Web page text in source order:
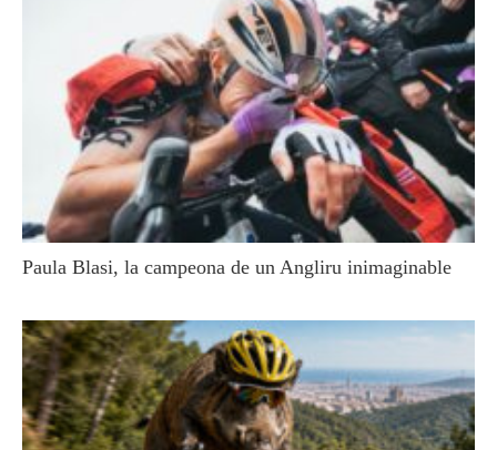
Paula Blasi, la campeona de un Angliru inimaginable